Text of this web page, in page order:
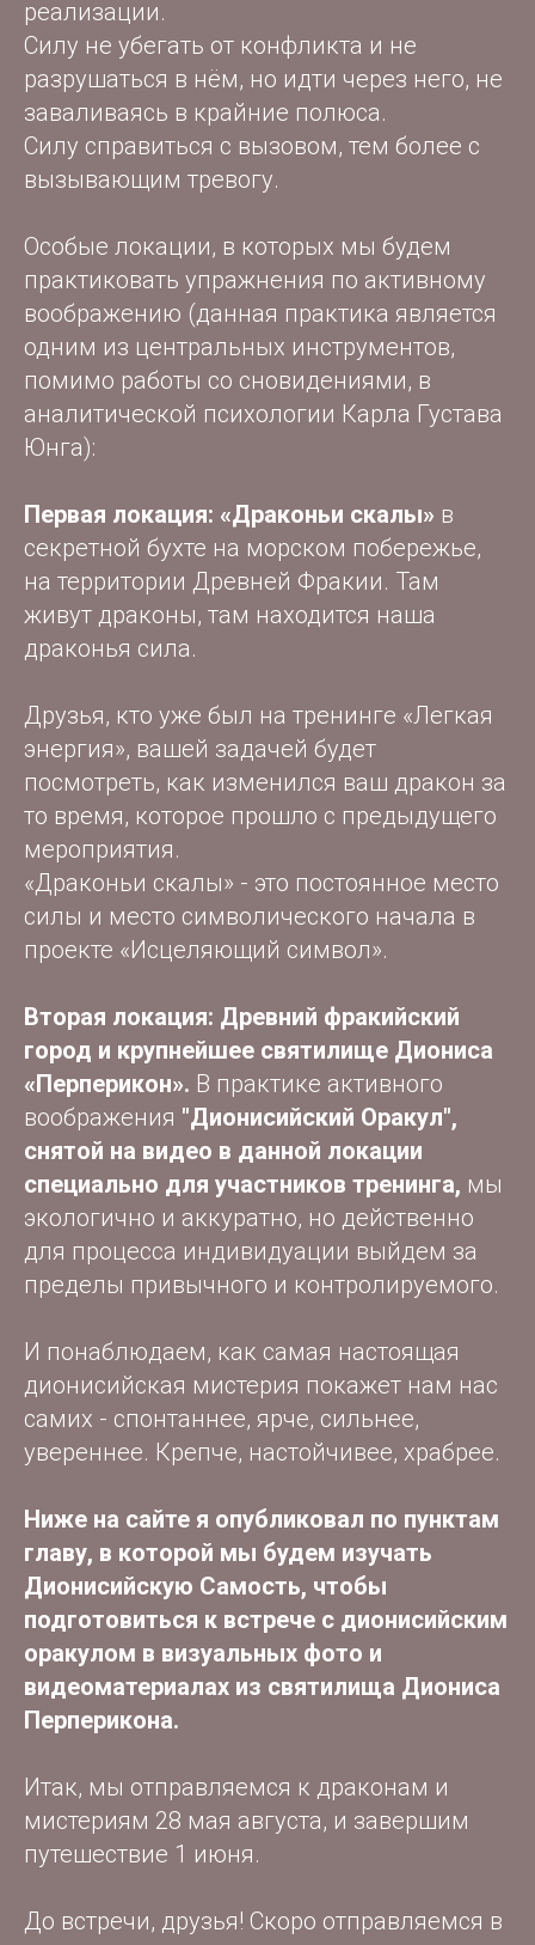
реализации.
Силу не убегать от конфликта и не
разрушаться в нём, но идти через него, не
заваливаясь в крайние полюса.
Силу справиться с вызовом, тем более с
вызывающим тревогу.
Особые локации, в которых мы будем
практиковать упражнения по активному
воображению (данная практика является
одним из центральных инструментов,
помимо работы со сновидениями, в
аналитической психологии Карла Густава
Юнга):
Первая локация: «Драконьи скалы» в
секретной бухте на морском побережье,
на территории Древней Фракии. Там
живут драконы, там находится наша
драконья сила.
Друзья, кто уже был на тренинге «Легкая
энергия», вашей задачей будет
посмотреть, как изменился ваш дракон за
то время, которое прошло с предыдущего
мероприятия.
«Драконьи скалы» - это постоянное место
силы и место символического начала в
проекте «Исцеляющий символ».
Вторая локация: Древний фракийский
город и крупнейшее святилище Диониса
«Перперикон». В практике активного
воображения "Дионисийский Оракул",
снятой на видео в данной локации
специально для участников тренинга, мы
экологично и аккуратно, но действенно
для процесса индивидуации выйдем за
пределы привычного и контролируемого.
И понаблюдаем, как самая настоящая
дионисийская мистерия покажет нам нас
самих - спонтаннее, ярче, сильнее,
увереннее. Крепче, настойчивее, храбрее.
Ниже на сайте я опубликовал по пунктам
главу, в которой мы будем изучать
Дионисийскую Самость, чтобы
подготовиться к встрече с дионисийским
оракулом в визуальных фото и
видеоматериалах из святилища Диониса
Перперикона.
Итак, мы отправляемся к драконам и
мистериям 28 мая августа, и завершим
путешествие 1 июня.
До встречи, друзья! Скоро отправляемся в